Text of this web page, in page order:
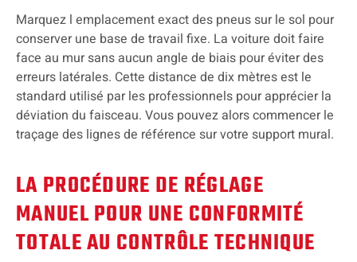
Marquez l emplacement exact des pneus sur le sol pour
conserver une base de travail fixe. La voiture doit faire
face au mur sans aucun angle de biais pour éviter des
erreurs latérales. Cette distance de dix mètres est le
standard utilisé par les professionnels pour apprécier la
déviation du faisceau. Vous pouvez alors commencer le
traçage des lignes de référence sur votre support mural.
LA PROCÉDURE DE RÉGLAGE
MANUEL POUR UNE CONFORMITÉ
TOTALE AU CONTRÔLE TECHNIQUE